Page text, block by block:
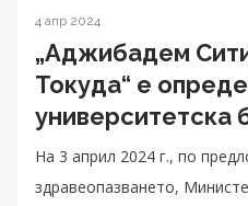
4 апр 2024
„Аджибадем
Токуда“ е
университетска
На 3 април 2024 г., по
здравеопазването,